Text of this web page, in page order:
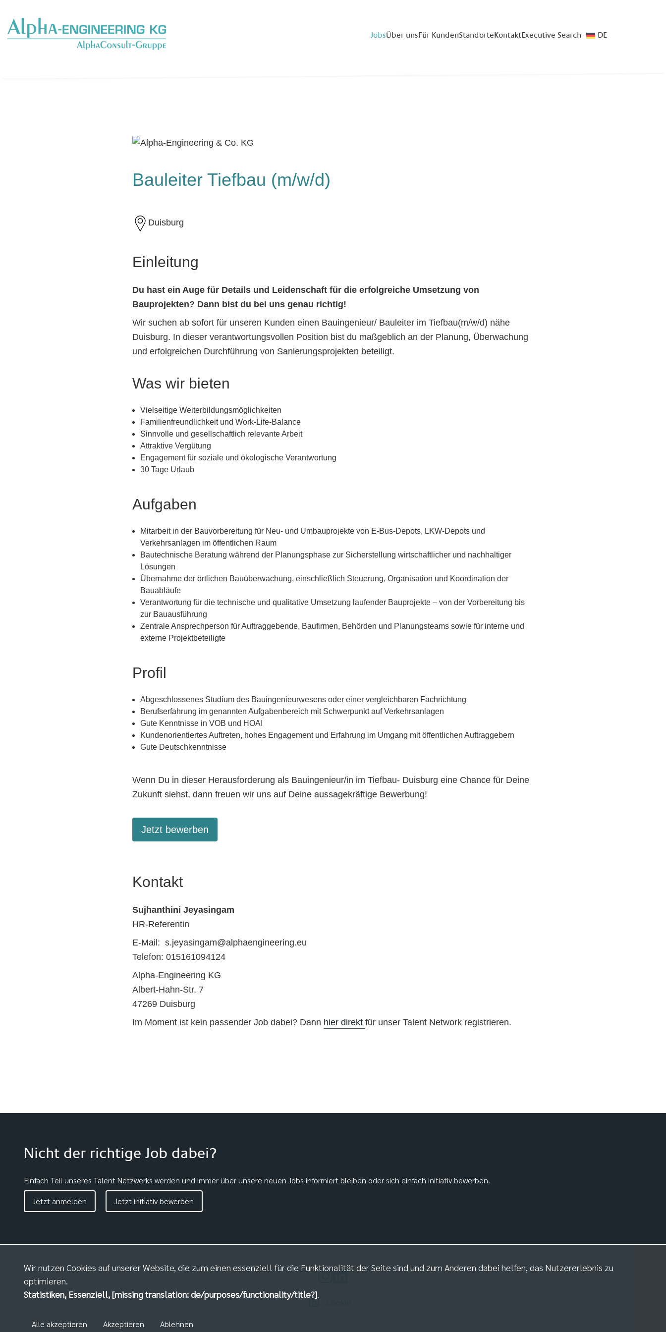
JobsÜber unsFür KundenStandorteKontaktExecutive Search DE
Bauleiter Tiefbau (m/w/d)
Duisburg
Einleitung
Du hast ein Auge für Details und Leidenschaft für die erfolgreiche Umsetzung von
Bauprojekten? Dann bist du bei uns genau richtig!
Wir suchen ab sofort für unseren Kunden einen Bauingenieur/ Bauleiter im Tiefbau(m/w/d) nähe
Duisburg. In dieser verantwortungsvollen Position bist du maßgeblich an der Planung, Überwachung
und erfolgreichen Durchführung von Sanierungsprojekten beteiligt.
Was wir bieten
Vielseitige Weiterbildungsmöglichkeiten
Familienfreundlichkeit und Work-Life-Balance
Sinnvolle und gesellschaftlich relevante Arbeit
Attraktive Vergütung
Engagement für soziale und ökologische Verantwortung
30 Tage Urlaub
Aufgaben
Mitarbeit in der Bauvorbereitung für Neu- und Umbauprojekte von E-Bus-Depots, LKW-Depots und
Verkehrsanlagen im öffentlichen Raum
Bautechnische Beratung während der Planungsphase zur Sicherstellung wirtschaftlicher und nachhaltiger
Lösungen
Übernahme der örtlichen Bauüberwachung, einschließlich Steuerung, Organisation und Koordination der
Bauabläufe
Verantwortung für die technische und qualitative Umsetzung laufender Bauprojekte – von der Vorbereitung bis
zur Bauausführung
Zentrale Ansprechperson für Auftraggebende, Baufirmen, Behörden und Planungsteams sowie für interne und
externe Projektbeteiligte
Profil
Abgeschlossenes Studium des Bauingenieurwesens oder einer vergleichbaren Fachrichtung
Berufserfahrung im genannten Aufgabenbereich mit Schwerpunkt auf Verkehrsanlagen
Gute Kenntnisse in VOB und HOAI
Kundenorientiertes Auftreten, hohes Engagement und Erfahrung im Umgang mit öffentlichen Auftraggebern
Gute Deutschkenntnisse
Wenn Du in dieser Herausforderung als Bauingenieur/in im Tiefbau- Duisburg eine Chance für Deine
Zukunft siehst, dann freuen wir uns auf Deine aussagekräftige Bewerbung!
Jetzt bewerben
Kontakt
Sujhanthini Jeyasingam
HR-Referentin
E-Mail: s.jeyasingam@alphaengineering.eu
Telefon: 015161094124
Alpha-Engineering KG
Albert-Hahn-Str. 7
47269 Duisburg
Im Moment ist kein passender Job dabei? Dann hier direktfür unser Talent Network registrieren.
Nicht der richtige Job dabei?
Einfach Teil unseres Talent Netzwerks werden und immer über unsere neuen Jobs informiert bleiben oder sich einfach initiativ bewerben.
Jetzt anmelden
Jetzt initiativ bewerben
Wir nutzen Cookies auf unserer Website, die zum einen essenziell für die Funktionalität der Seite sind und zum Anderen dabei helfen, das Nutzererlebnis zu
optimieren.
Statistiken, Essenziell, [missing translation: de/purposes/functionality/title?].
Ablehnen
Alle akzeptieren Akzeptieren